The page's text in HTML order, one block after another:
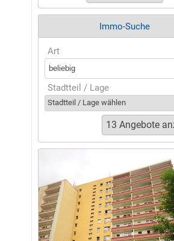
Immo-Suche
Art
Stadtteil / Lage
Stadtteil / Lage wählen